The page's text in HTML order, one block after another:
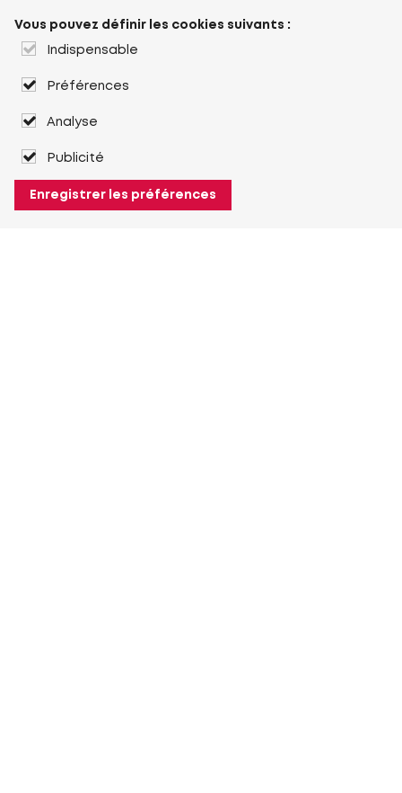
Vous pouvez définir les cookies suivants :
Indispensable
Préférences
Analyse
Publicité
Enregistrer les préférences